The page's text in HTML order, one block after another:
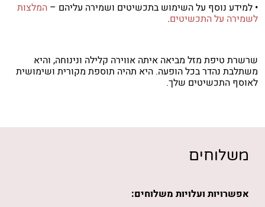
• למידע נוסף על השימוש בתכשיטים ושמירה עליהם – המלצות
לשמירה על התכשיטים.
שרשרת טיפת מזל מביאה איתה אווירה קלילה ונינוחה, והיא
משתלבת נהדר בכל הופעה. היא תהיה תוספת מקורית ושימושית
לאוסף התכשיטים שלך.
משלוחים
אפשרויות ועלויות משלוחים: